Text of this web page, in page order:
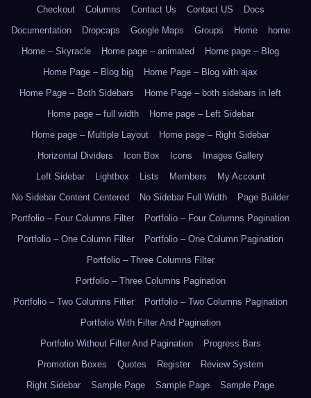
Checkout
Columns Contact Us Contact US
Docs
Documentation
Dropcaps Google Maps Groups Home
home
Home – Skyracle
Home page – animated
Home page – Blog
Home Page – Blog big
Home Page – Blog with ajax
Home Page – Both Sidebars
Home Page – both sidebars in left
Home page – full width
Home page – Left Sidebar
Home page – Multiple Layout
Home page – Right Sidebar
Horizontal Dividers
Icon Box Icons
Images Gallery
Left Sidebar
Lightbox Lists Members
My Account
No Sidebar Content Centered
No Sidebar Full Width
Page Builder
Portfolio – Four Columns Filter
Portfolio – Four Columns Pagination
Portfolio – One Column Filter
Portfolio – One Column Pagination
Portfolio – Three Columns Filter
Portfolio – Three Columns Pagination
Portfolio – Two Columns Filter
Portfolio – Two Columns Pagination
Portfolio With Filter And Pagination
Portfolio Without Filter And Pagination
Progress Bars
Promotion Boxes
Quotes Register
Review System
Right Sidebar
Sample Page Sample Page Sample Page